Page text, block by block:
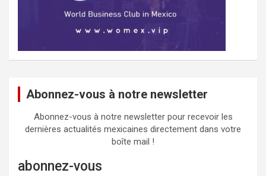
Abonnez-vous à notre newsletter
Abonnez-vous à notre newsletter pour recevoir les
dernières actualités mexicaines directement dans votre
boîte mail !
abonnez-vous